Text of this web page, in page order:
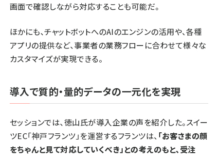
画面で確認しながら対応することも可能だ。
ほかにも、チャットボットへのAIのエンジンの活用や、各種
アプリの提供など、事業者の業務フローに合わせて様々な
カスタマイズが実現できる。
導入で質的・量的データの一元化を実現
セッションでは、徳山氏が導入企業の声を紹介した。スイー
ツEC「神戸フランツ」を運営するフランツは、 「お客さまの顔
をちゃんと見て対応していくべき」との考えのもと、受注